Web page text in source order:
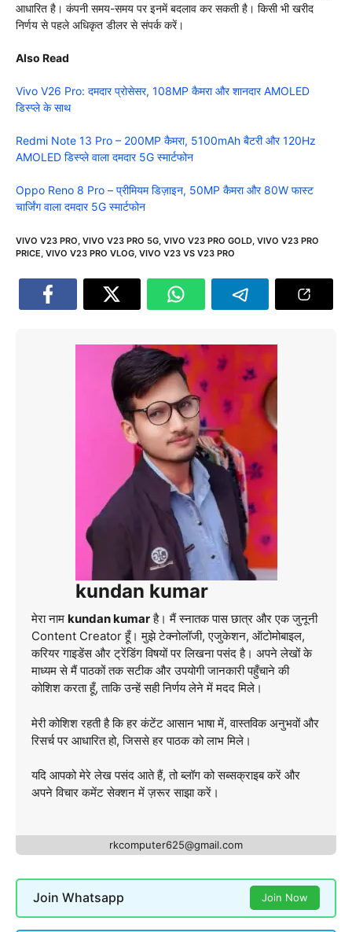
आधारित है। कंपनी समय-समय पर इनमें बदलाव कर सकती है। किसी भी खरीद
निर्णय से पहले अधिकृत डीलर से संपर्क करें।
Also Read
Vivo V26 Pro: दमदार प्रोसेसर, 108MP कैमरा और शानदार AMOLED
डिस्प्ले के साथ
Redmi Note 13 Pro – 200MP कैमरा, 5100mAh बैटरी और 120Hz
AMOLED डिस्प्ले वाला दमदार 5G स्मार्टफोन
Oppo Reno 8 Pro – प्रीमियम डिज़ाइन, 50MP कैमरा और 80W फास्ट
चार्जिंग वाला दमदार 5G स्मार्टफोन
VIVO V23 PRO, VIVO V23 PRO 5G, VIVO V23 PRO GOLD, VIVO V23 PRO
PRICE, VIVO V23 PRO VLOG, VIVO V23 VS V23 PRO
kundan kumar
मेरा नाम kundan kumarहै। मैं स्नातक पास छात्र और एक जुनूनी
Content Creator हूँ। मुझे टेक्नोलॉजी, एजुकेशन, ऑटोमोबाइल,
करियर गाइडेंस और ट्रेंडिंग विषयों पर लिखना पसंद है। अपने लेखों के
माध्यम से मैं पाठकों तक सटीक और उपयोगी जानकारी पहुँचाने की
कोशिश करता हूँ, ताकि उन्हें सही निर्णय लेने में मदद मिले।
मेरी कोशिश रहती है कि हर कंटेंट आसान भाषा में, वास्तविक अनुभवों और
रिसर्च पर आधारित हो, जिससे हर पाठक को लाभ मिले।
यदि आपको मेरे लेख पसंद आते हैं, तो ब्लॉग को सब्सक्राइब करें और
अपने विचार कमेंट सेक्शन में ज़रूर साझा करें।
rkcomputer625@gmail.com
Join Whatsapp Join Now